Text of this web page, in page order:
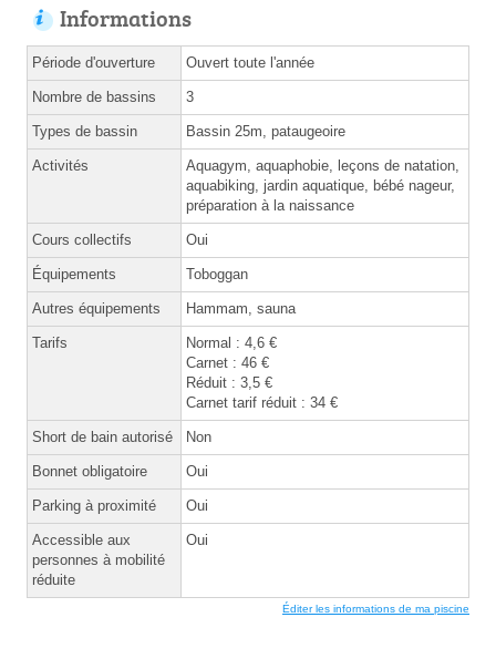
Informations
Période d'ouverture Ouvert toute l'année
Nombre de bassins 3
Types de bassin Bassin 25m, pataugeoire
Activités
Aquagym, aquaphobie, leçons de natation,
aquabiking, jardin aquatique, bébé nageur,
préparation à la naissance
Cours collectifs Oui
Équipements Toboggan
Autres équipements Hammam, sauna
Tarifs
Normal : 4,6 €
Carnet : 46 €
Réduit : 3,5 €
Carnet tarif réduit : 34 €
Short de bain autorisé Non
Bonnet obligatoire Oui
Parking à proximité Oui
Accessible aux
personnes à mobilité
réduite
Oui
Éditer les informations de ma piscine